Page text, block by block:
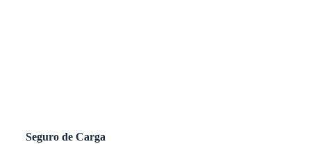
Seguro de Carga